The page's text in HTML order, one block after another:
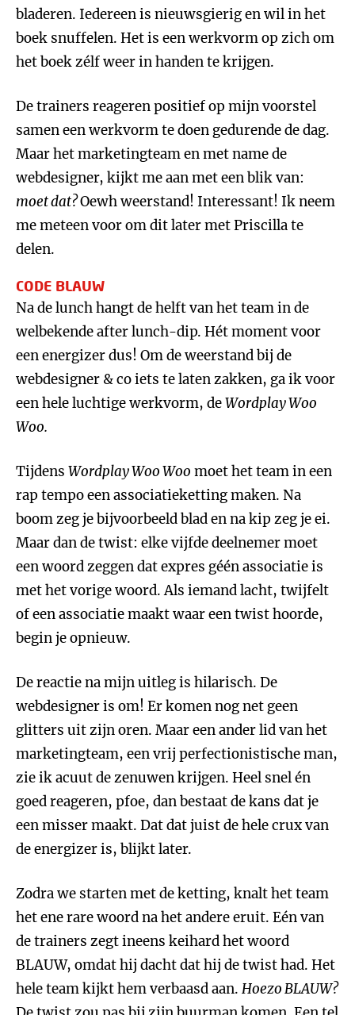
bladeren. Iedereen is nieuwsgierig en wil in het
boek snuffelen. Het is een werkvorm op zich om
het boek zélf weer in handen te krijgen.
De trainers reageren positief op mijn voorstel
samen een werkvorm te doen gedurende de dag.
Maar het marketingteam en met name de
webdesigner, kijkt me aan met een blik van:
moet dat?Oewh weerstand! Interessant! Ik neem
me meteen voor om dit later met Priscilla te
delen.
CODE BLAUW
Na de lunch hangt de helft van het team in de
welbekende after lunch-dip. Hét moment voor
een energizer dus! Om de weerstand bij de
webdesigner & co iets te laten zakken, ga ik voor
een hele luchtige werkvorm, deWordplay Woo
Woo.
Tijdens Wordplay Woo Woo moet het team in een
rap tempo een associatieketting maken. Na
boom zeg je bijvoorbeeld blad en na kip zeg je ei.
Maar dan de twist: elke vijfde deelnemer moet
een woord zeggen dat expres géén associatie is
met het vorige woord. Als iemand lacht, twijfelt
of een associatie maakt waar een twist hoorde,
begin je opnieuw.
De reactie na mijn uitleg is hilarisch. De
webdesigner is om! Er komen nog net geen
glitters uit zijn oren. Maar een ander lid van het
marketingteam, een vrij perfectionistische man,
zie ik acuut de zenuwen krijgen. Heel snel én
goed reageren, pfoe, dan bestaat de kans dat je
een misser maakt. Dat dat juist de hele crux van
de energizer is, blijkt later.
Zodra we starten met de ketting, knalt het team
het ene rare woord na het andere eruit. Eén van
de trainers zegt ineens keihard het woord
BLAUW, omdat hij dacht dat hij de twist had. Het
hele team kijkt hem verbaasd aan. Hoezo BLAUW?